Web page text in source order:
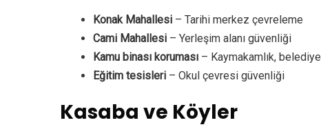
Konak Mahallesi – Tarihi merkez çevreleme
Cami Mahallesi – Yerleşim alanı güvenliği
Kamu binası koruması – Kaymakamlık, belediye
Eğitim tesisleri – Okul çevresi güvenliği
Kasaba ve Köyler